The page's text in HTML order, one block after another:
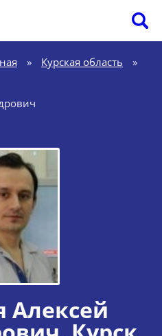
» Курская область
»
Алексей